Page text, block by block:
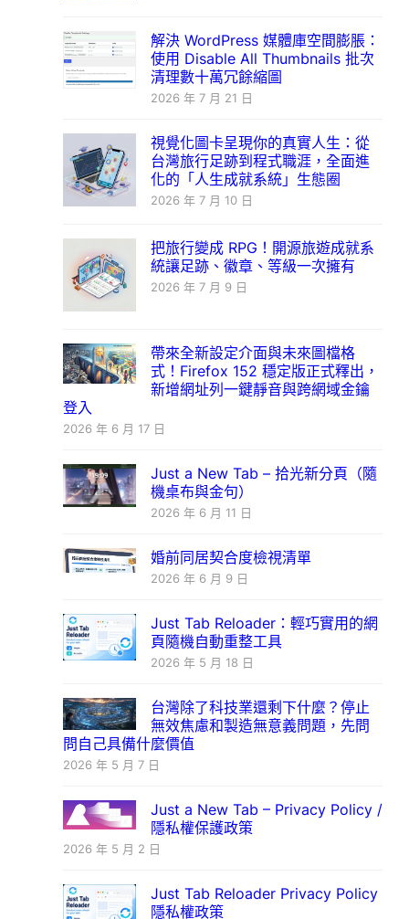
解決 WordPress 媒體庫空間膨脹：
使用 Disable All Thumbnails 批次
清理數十萬冗餘縮圖
2026 年 7 月 21 日
視覺化圖卡呈現你的真實人生：從
台灣旅行足跡到程式職涯，全面進
化的「人生成就系統」生態圈
2026 年 7 月 10 日
把旅行變成 RPG！開源旅遊成就系
統讓足跡、徽章、等級一次擁有
2026 年 7 月 9 日
帶來全新設定介面與未來圖檔格
式！Firefox 152 穩定版正式釋出，
新增網址列一鍵靜音與跨網域金鑰
登入
2026 年 6 月 17 日
Just a New Tab – 拾光新分頁（隨
機桌布與金句）
2026 年 6 月 11 日
婚前同居契合度檢視清單
2026 年 6 月 9 日
Just Tab Reloader：輕巧實用的網
頁隨機自動重整工具
2026 年 5 月 18 日
台灣除了科技業還剩下什麼？停止
無效焦慮和製造無意義問題，先問
問自己具備什麼價值
2026 年 5 月 7 日
Just a New Tab – Privacy Policy /
隱私權保護政策
2026 年 5 月 2 日
Just Tab Reloader Privacy Policy
隱私權政策